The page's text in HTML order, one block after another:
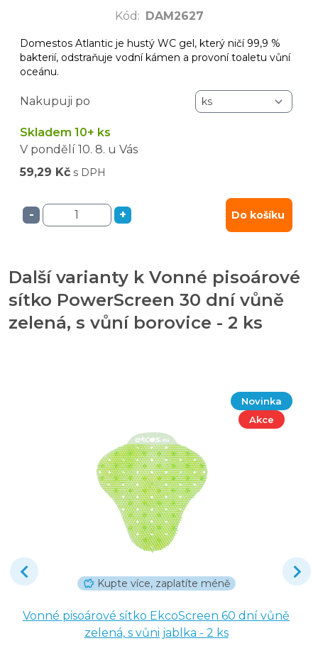
Kód : DAM2627
Domestos Atlantic je hustý WC gel, který ničí 99,9 %
bakterií, odstraňuje vodní kámen a provoní toaletu vůní
oceánu.
Nakupuji po
Skladem 10+ ks
V pondělí 10. 8. u Vás
59,29 Kč s DPH
- + Do košíku
Další varianty k Vonné pisoárové
sítko PowerScreen 30 dní vůně
zelená, s vůní borovice - 2 ks
Novinka
Akce
Kupte více, zaplatíte méně
Vonné pisoárové sítko EkcoScreen 60 dní vůně
zelená, s vůni jablka - 2 ks